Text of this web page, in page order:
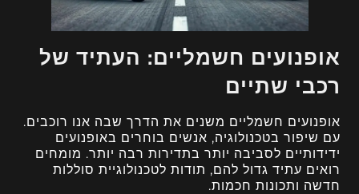
אופנועים חשמליים: העתיד של
רכבי שתיים
אופנועים חשמליים משנים את הדרך שבה אנו רוכבים.
עם שיפור בטכנולוגיה, אנשים בוחרים באופנועים
ידידותיים לסביבה יותר בתדירות רבה יותר. מומחים
רואים עתיד גדול להם, תודות לטכנולוגיית סוללות
חדשה ותכונות חכמות.